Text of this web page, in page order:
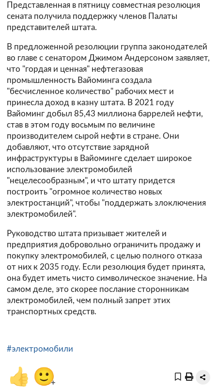
Представленная в пятницу совместная резолюция
сената получила поддержку членов Палаты
представителей штата.
В предложенной резолюции группа законодателей
во главе с сенатором Джимом Андерсоном заявляет,
что "гордая и ценная" нефтегазовая
промышленность Вайоминга создала
"бесчисленное количество" рабочих мест и
принесла доход в казну штата. В 2021 году
Вайоминг добыл 85,43 миллиона баррелей нефти,
став в этом году восьмым по величине
производителем сырой нефти в стране. Они
добавляют, что отсутствие зарядной
инфраструктуры в Вайоминге сделает широкое
использование электромобилей
"нецелесообразным", и что штату придется
построить "огромное количество новых
электростанций", чтобы "поддержать злоключения
электромобилей".
Руководство штата призывает жителей и
предприятия добровольно ограничить продажу и
покупку электромобилей, с целью полного отказа
от них к 2035 году. Если резолюция будет принята,
она будет иметь чисто символическое значение. На
самом деле, это скорее послание сторонникам
электромобилей, чем полный запрет этих
транспортных средств.
#электромобили
👍 🙂+